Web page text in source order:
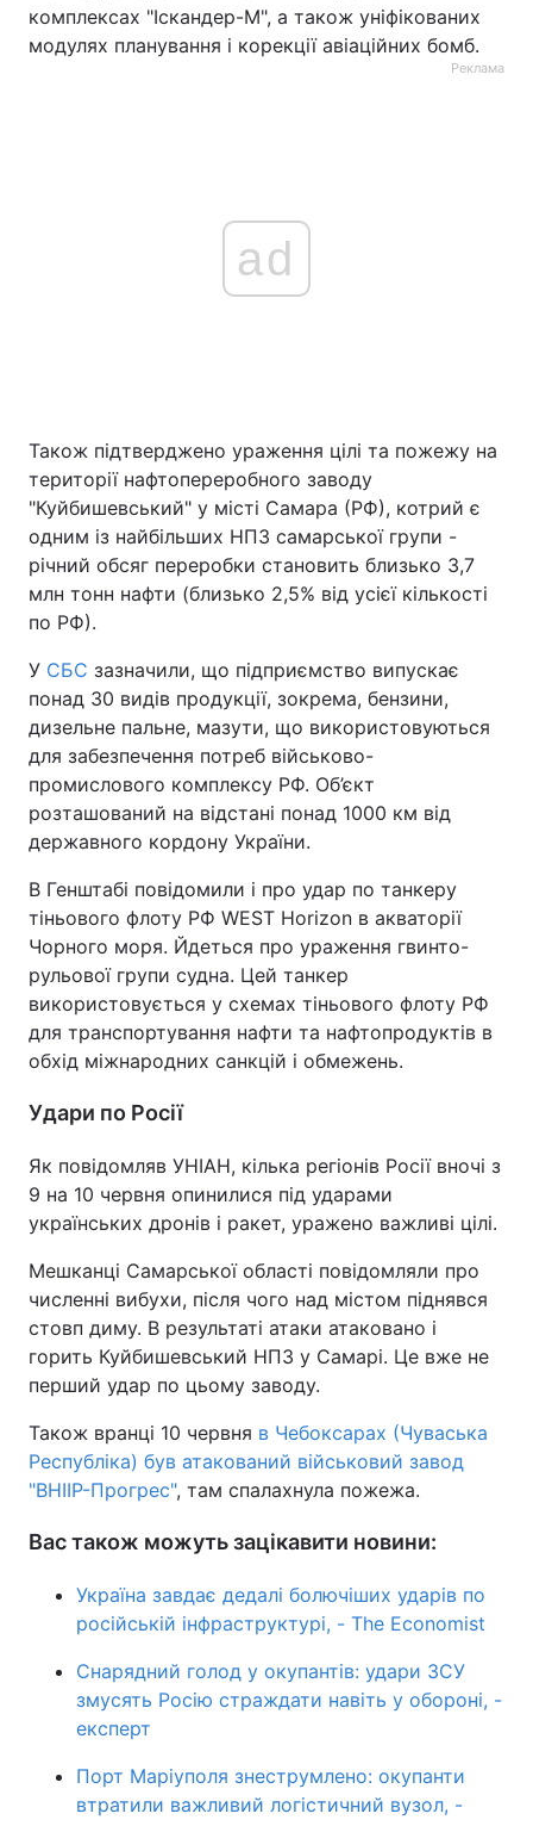
комплексах "Іскандер-М", а також уніфікованих
модулях планування і корекції авіаційних бомб.
Реклама
ad
Також підтверджено ураження цілі та пожежу на
території нафтопереробного заводу
"Куйбишевський" у місті Самара (РФ), котрий є
одним із найбільших НПЗ самарської групи -
річний обсяг переробки становить близько 3,7
млн тонн нафти (близько 2,5% від усієї кількості
по РФ).
У СБС зазначили, що підприємство випускає
понад 30 видів продукції, зокрема, бензини,
дизельне пальне, мазути, що використовуються
для забезпечення потреб військово-
промислового комплексу РФ. Об’єкт
розташований на відстані понад 1000 км від
державного кордону України.
В Генштабі повідомили і про удар по танкеру
тіньового флоту РФ WEST Horizon в акваторії
Чорного моря. Йдеться про ураження гвинто-
рульової групи судна. Цей танкер
використовується у схемах тіньового флоту РФ
для транспортування нафти та нафтопродуктів в
обхід міжнародних санкцій і обмежень.
Удари по Росії
Як повідомляв УНІАН, кілька регіонів Росії вночі з
9 на 10 червня опинилися під ударами
українських дронів і ракет, уражено важливі цілі.
Мешканці Самарської області повідомляли про
численні вибухи, після чого над містом піднявся
стовп диму. В результаті атаки атаковано і
горить Куйбишевський НПЗ у Самарі. Це вже не
перший удар по цьому заводу.
Також вранці 10 червня в Чебоксарах (Чуваська
Республіка) був атакований військовий завод
"ВНІІР-Прогрес", там спалахнула пожежа.
Вас також можуть зацікавити новини:
Україна завдає дедалі болючіших ударів по
російській інфраструктурі, - The Economist
Снарядний голод у окупантів: удари ЗСУ
змусять Росію страждати навіть у обороні, -
експерт
Порт Маріуполя знеструмлено: окупанти
втратили важливий логістичний вузол, -